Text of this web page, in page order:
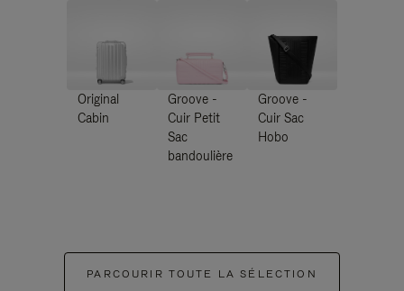
Original
Cabin
Groove -
Cuir Petit
Sac
bandoulière
Groove -
Cuir Sac
Hobo
PARCOURIR TOUTE LA SÉLECTION